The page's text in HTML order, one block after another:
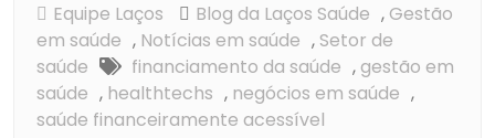
Equipe Laços Blog da Laços Saúde , Gestão
em saúde , Notícias em saúde , Setor de
saúde
financiamento da saúde , gestão em
saúde , healthtechs , negócios em saúde ,
saúde financeiramente acessível